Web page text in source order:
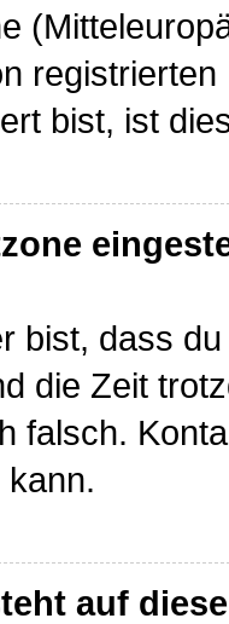
bist, ist
bist, dass
die Zeit
falsch.
kann.
auf